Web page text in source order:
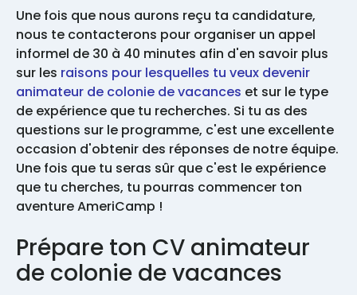
Une fois que nous aurons reçu ta candidature,
nous te contacterons pour organiser un appel
informel de 30 à 40 minutes afin d'en savoir plus
sur les raisons pour lesquelles tu veux devenir
animateur de colonie de vacances et sur le type
de expérience que tu recherches. Si tu as des
questions sur le programme, c'est une excellente
occasion d'obtenir des réponses de notre équipe.
Une fois que tu seras sûr que c'est le expérience
que tu cherches, tu pourras commencer ton
aventure AmeriCamp !
Prépare ton CV animateur
de colonie de vacances